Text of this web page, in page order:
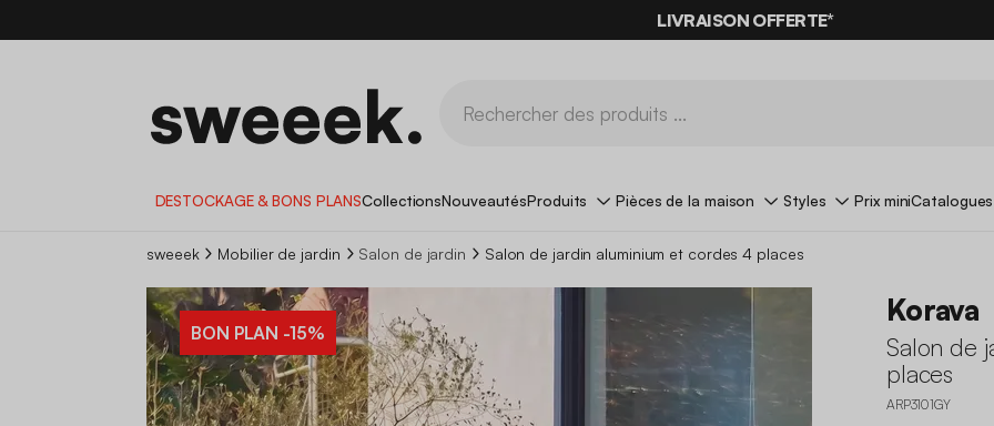
LIVRAISON OFFERTE*
DESTOCKAGE & BONS PLANSCollectionsNouveautésProduits Pièces de la maison Styles Prix miniCatalogues
sweeek Mobilier de jardin Salon de jardin Salon de jardin aluminium et cordes 4 places
BON PLAN -15%
Korava
Salon de
places
ARP3101GY